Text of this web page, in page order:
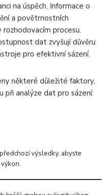
na úspěch. Informace o
a povětrnostních
procesu.
dat zvyšují důvěru
pro efektivní sázení.
některé důležité faktory,
analýze dat pro sázení:
výsledky, abyste